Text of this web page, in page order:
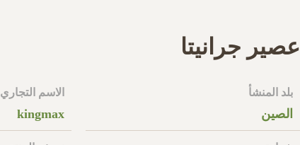
عصير جرانيتا
بلد المنشأ
الصين
الاسم التجاري
kingmax